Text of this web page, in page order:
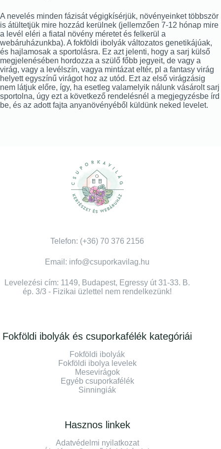
A nevelés minden fázisát végigkísérjük, növényeinket többször
is átültetjük mire hozzád kerülnek (jellemzően 7-12 hónap mire
a levél eléri a fiatal növény méretet és felkerül a
webáruházunkba). A fokföldi ibolyák változatos genetikájúak,
és hajlamosak a sportolásra. Ez azt jelenti, hogy a sarj külső
megjelenésében hordozza a szülő főbb jegyeit, de vagy a
virág, vagy a levélszín, vagya mintázat eltér, pl a fantasy virág
helyett egyszínű virágot hoz az utód. Ezt az első virágzásig
nem látjuk előre, így, ha esetleg valamelyik nálunk vásárolt sarj
sportolna, úgy ezt a következő rendelésnél a megjegyzésbe írd
be, és az adott fajta anyanövényéből küldünk neked levelet.
Telefon: (+36) 70 376 2156
Email: info@csuporkavilag.hu
Levelezési cím: 1149, Budapest, Egressy út 31-33. B.
ép. 3/3 - Fizikai üzlettel nem rendelkezünk!
Fokföldi ibolyák és csuporkafélék kategóriái
Fokföldi ibolyák
Fokföldi ibolya levelek
Mesevirágok
Egyéb csuporkafélék
Sinningiák
Hasznos linkek
Adatvédelmi nyilatkozat